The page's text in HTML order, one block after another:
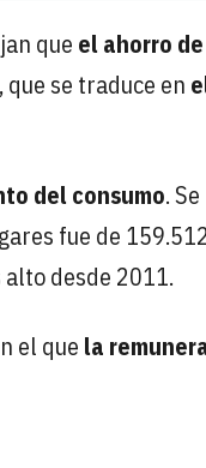
que el ahorro
que se traduce en
del consumo. Se
fue de
desde 2011.
el que la